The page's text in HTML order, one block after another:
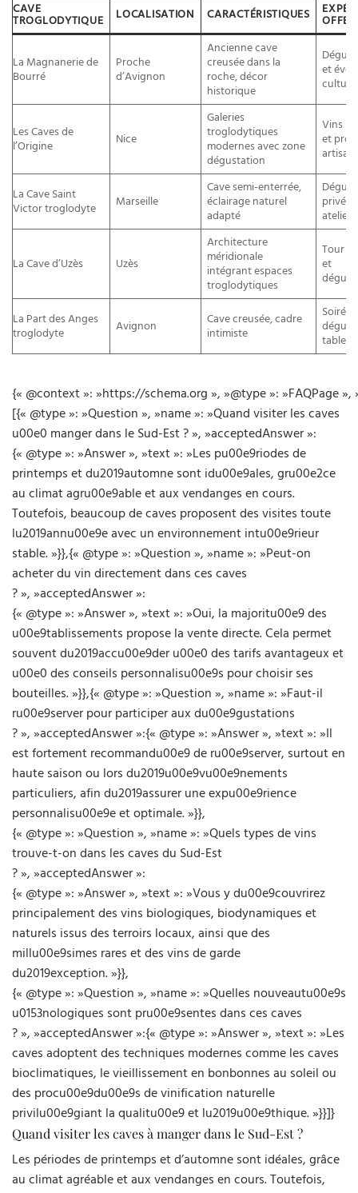
CAVE
TROGLODYTIQUE LOCALISATION CARACTÉRISTIQUES
La Magnanerie de
Bourré
Proche
d’Avignon
Ancienne cave
creusée dans la
roche, décor
historique
et
Les Caves de
l’Origine
Nice
Galeries
troglodytiques
modernes avec zone
dégustation
Vins
et
La Cave Saint
Victor troglodyte
Marseille
Cave semi-enterrée,
éclairage naturel
adapté
ateliers
La Cave d’Uzès Uzès
Architecture
méridionale
intégrant espaces
troglodytiques
Tour
et
La Part des Anges
troglodyte
Avignon
Cave creusée, cadre
intimiste
Soirées
tables
{« @context »: »https://schema.org », »@type »: »FAQPage »,
[{« @type »: »Question », »name »: »Quand visiter les caves
u00e0 manger dans le Sud-Est ? », »acceptedAnswer »:
{« @type »: »Answer », »text »: »Les pu00e9riodes de
printemps et du2019automne sont idu00e9ales, gru00e2ce
au climat agru00e9able et aux vendanges en cours.
Toutefois, beaucoup de caves proposent des visites toute
lu2019annu00e9e avec un environnement intu00e9rieur
stable. »}},{« @type »: »Question », »name »: »Peut-on
acheter du vin directement dans ces caves
? », »acceptedAnswer »:
{« @type »: »Answer », »text »: »Oui, la majoritu00e9 des
u00e9tablissements propose la vente directe. Cela permet
souvent du2019accu00e9der u00e0 des tarifs avantageux et
u00e0 des conseils personnalisu00e9s pour choisir ses
bouteilles. »}},{« @type »: »Question », »name »: »Faut-il
ru00e9server pour participer aux du00e9gustations
? », »acceptedAnswer »:{« @type »: »Answer », »text »: »Il
est fortement recommandu00e9 de ru00e9server, surtout en
haute saison ou lors du2019u00e9vu00e9nements
particuliers, afin du2019assurer une expu00e9rience
personnalisu00e9e et optimale. »}},
{« @type »: »Question », »name »: »Quels types de vins
trouve-t-on dans les caves du Sud-Est
? », »acceptedAnswer »:
{« @type »: »Answer », »text »: »Vous y du00e9couvrirez
principalement des vins biologiques, biodynamiques et
naturels issus des terroirs locaux, ainsi que des
millu00e9simes rares et des vins de garde
du2019exception. »}},
{« @type »: »Question », »name »: »Quelles nouveautu00e9s
u0153nologiques sont pru00e9sentes dans ces caves
? », »acceptedAnswer »:{« @type »: »Answer », »text »: »Les
caves adoptent des techniques modernes comme les caves
bioclimatiques, le vieillissement en bonbonnes au soleil ou
des procu00e9du00e9s de vinification naturelle
privilu00e9giant la qualitu00e9 et lu2019u00e9thique. »}}]}
Quand visiter les caves à manger dans le Sud-Est ?
Les périodes de printemps et d’automne sont idéales, grâce
au climat agréable et aux vendanges en cours. Toutefois,